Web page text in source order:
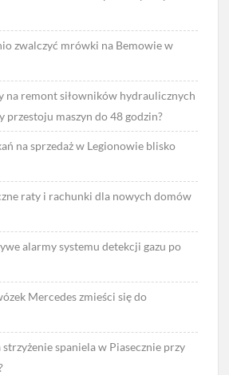
zwalczyć mrówki na Bemowie w
na remont siłowników hydraulicznych
przestoju maszyn do 48 godzin?
na sprzedaż w Legionowie blisko
raty i rachunki dla nowych domów
alarmy systemu detekcji gazu po
Mercedes zmieści się do
strzyżenie spaniela w Piasecznie przy